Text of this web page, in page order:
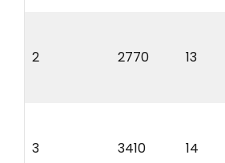
2 2770 13
3 3410 14